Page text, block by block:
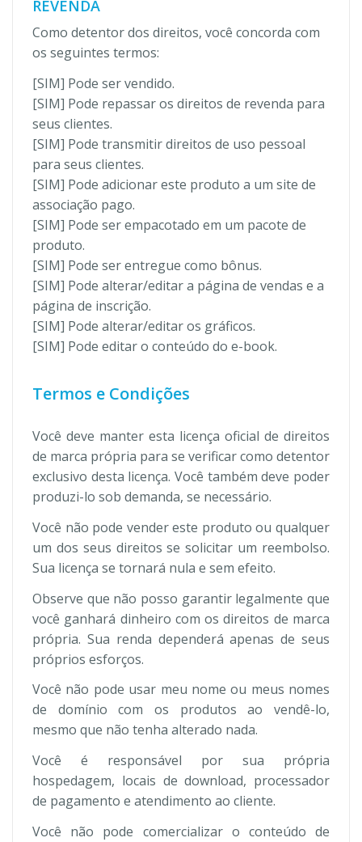
REVENDA
Como detentor dos direitos, você concorda com
os seguintes termos:
[SIM] Pode ser vendido.
[SIM] Pode repassar os direitos de revenda para
seus clientes.
[SIM] Pode transmitir direitos de uso pessoal
para seus clientes.
[SIM] Pode adicionar este produto a um site de
associação pago.
[SIM] Pode ser empacotado em um pacote de
produto.
[SIM] Pode ser entregue como bônus.
[SIM] Pode alterar/editar a página de vendas e a
página de inscrição.
[SIM] Pode alterar/editar os gráficos.
[SIM] Pode editar o conteúdo do e-book.
Termos e Condições
Você deve manter esta licença oficial de direitos
de marca própria para se verificar como detentor
exclusivo desta licença. Você também deve poder
produzi-lo sob demanda, se necessário.
Você não pode vender este produto ou qualquer
um dos seus direitos se solicitar um reembolso.
Sua licença se tornará nula e sem efeito.
Observe que não posso garantir legalmente que
você ganhará dinheiro com os direitos de marca
própria. Sua renda dependerá apenas de seus
próprios esforços.
Você não pode usar meu nome ou meus nomes
de domínio com os produtos ao vendê-lo,
mesmo que não tenha alterado nada.
Você é responsável por sua própria
hospedagem, locais de download, processador
de pagamento e atendimento ao cliente.
Você não pode comercializar o conteúdo de